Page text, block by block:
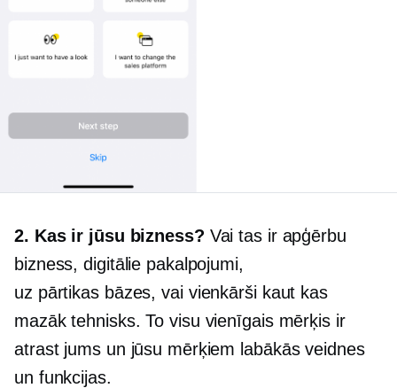
2. Kas ir jūsu bizness? Vai tas ir apģērbu
bizness, digitālie pakalpojumi,
uz pārtikas bāzes, vai vienkārši kaut kas
mazāk tehnisks. To visu vienīgais mērķis ir
atrast jums un jūsu mērķiem labākās veidnes
un funkcijas.